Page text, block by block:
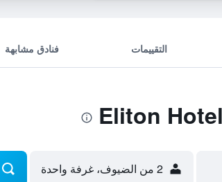
التقييمات فنادق مشابهة
2 من الضيوف، غرفة واحدة